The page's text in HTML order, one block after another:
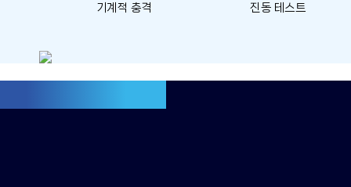
기계적 충격 진동 테스트